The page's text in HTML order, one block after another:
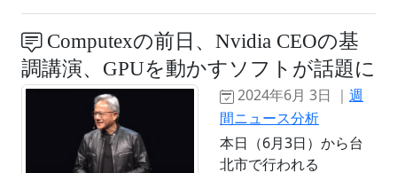
Computexの前日、Nvidia CEOの基
調講演、GPUを動かすソフトが話題に
2024年6月 3日 ｜ 週
間ニュース分析
本日（6月3日）から台
北市で行われる